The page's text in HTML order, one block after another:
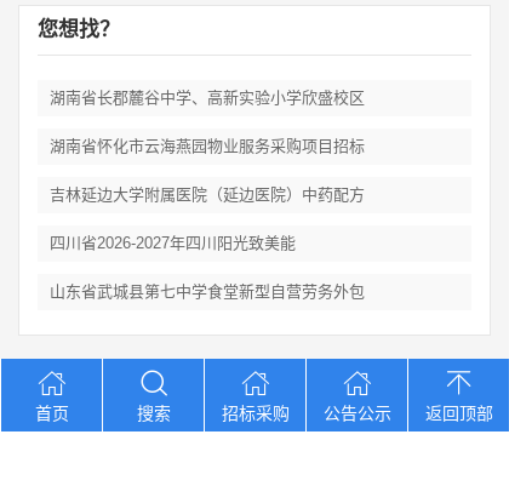
您想找？
湖南省长郡麓谷中学、高新实验小学欣盛校区
湖南省怀化市云海燕园物业服务采购项目招标
吉林延边大学附属医院（延边医院）中药配方
四川省2026‑2027年四川阳光致美能
山东省武城县第七中学食堂新型自营劳务外包
Copyright © 2012-2026 中招招标网 版权所有 网站备案号：京
ICP备2023026371号-2
首页 搜索 招标采购 公告公示 返回顶部